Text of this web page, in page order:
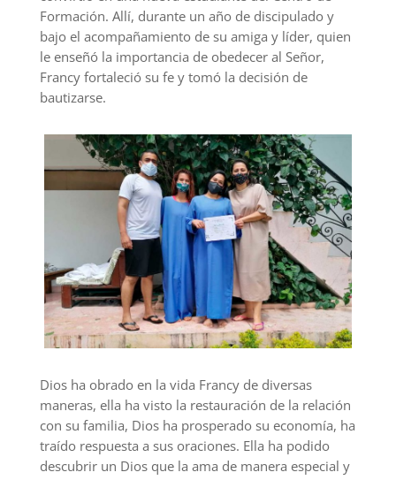
Formación. Allí, durante un año de discipulado y
bajo el acompañamiento de su amiga y líder, quien
le enseñó la importancia de obedecer al Señor,
Francy fortaleció su fe y tomó la decisión de
bautizarse.
Dios ha obrado en la vida Francy de diversas
maneras, ella ha visto la restauración de la relación
con su familia, Dios ha prosperado su economía, ha
traído respuesta a sus oraciones. Ella ha podido
descubrir un Dios que la ama de manera especial y